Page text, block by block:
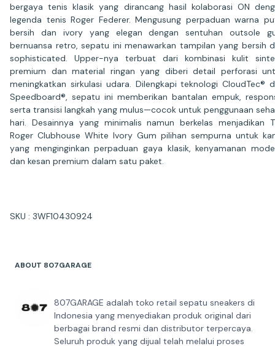
bergaya tenis klasik yang dirancang hasil kolaborasi ON
legenda tenis Roger Federer. Mengusung perpaduan warna
bersih dan ivory yang elegan dengan sentuhan outsole
bernuansa retro, sepatu ini menawarkan tampilan yang bersih
sophisticated. Upper-nya terbuat dari kombinasi kulit
premium dan material ringan yang diberi detail perforasi
meningkatkan sirkulasi udara. Dilengkapi teknologi CloudTec®
Speedboard®, sepatu ini memberikan bantalan empuk,
serta transisi langkah yang mulus—cocok untuk penggunaan
hari. Desainnya yang minimalis namun berkelas menjadikan
Roger Clubhouse White Ivory Gum pilihan sempurna untuk
yang menginginkan perpaduan gaya klasik, kenyamanan
dan kesan premium dalam satu paket.
SKU : 3WF10430924
ABOUT 807GARAGE
807GARAGE adalah toko retail sepatu sneakers di
Indonesia yang menyediakan produk original dari
berbagai brand resmi dan distributor terpercaya.
Seluruh produk yang dijual telah melalui proses